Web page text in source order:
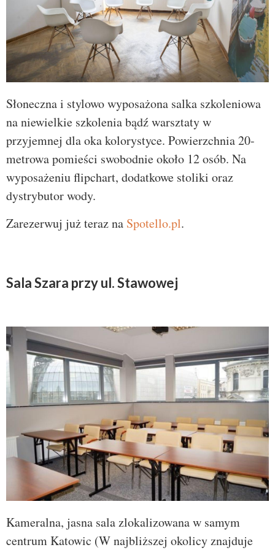
Słoneczna i stylowo wyposażona salka szkoleniowa
na niewielkie szkolenia bądź warsztaty w
przyjemnej dla oka kolorystyce. Powierzchnia 20-
metrowa pomieści swobodnie około 12 osób. Na
wyposażeniu flipchart, dodatkowe stoliki oraz
dystrybutor wody.
Zarezerwuj już teraz na Spotello.pl.
Sala Szara przy ul. Stawowej
Kameralna, jasna sala zlokalizowana w samym
centrum Katowic (W najbliższej okolicy znajduje